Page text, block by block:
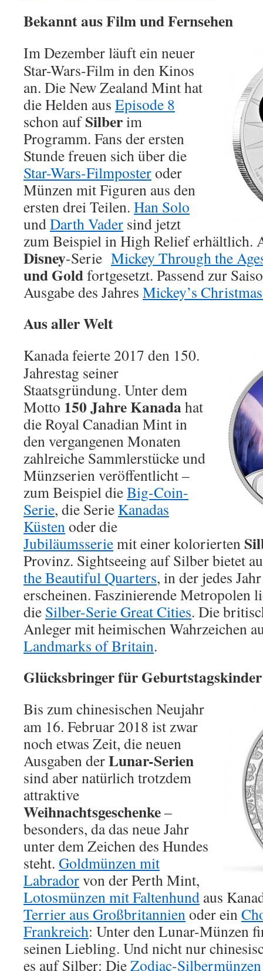
Bekannt aus Film und Fernsehen
Im Dezember läuft ein neuer
Star-Wars-Film in den Kinos
an. Die New Zealand Mint hat
die Helden aus Episode 8
schon aufSilberim
Programm. Fans der ersten
Stunde freuen sich über die
Star-Wars-Filmposteroder
Münzen mit Figuren aus den
ersten drei Teilen. Han Solo
undDarth Vader sind jetzt
zum Beispiel in High Relief erhältlich.
Disney-Serie Mickey Through the
und Goldfortgesetzt. Passend zur
Ausgabe des Jahres Mickey’s
Aus aller Welt
Kanada feierte 2017 den 150.
Jahrestag seiner
Staatsgründung. Unter dem
Motto 150 Jahre Kanadahat
die Royal Canadian Mint in
den vergangenen Monaten
zahlreiche Sammlerstücke und
Münzserien veröffentlicht –
zum Beispiel dieBig-Coin-
Serie, die Serie Kanadas
Küstenoder die
Jubiläumsseriemit einer kolorierten
Provinz. Sightseeing auf Silber bietet
the Beautiful Quarters, in der jedes
erscheinen. Faszinierende Metropolen
die Silber-Serie Great Cities. Die
Anleger mit heimischen Wahrzeichen
Landmarks of Britain.
Glücksbringer für Geburtstagskinder
Bis zum chinesischen Neujahr
am 16. Februar 2018 ist zwar
noch etwas Zeit, die neuen
Ausgaben derLunar-Serien
sind aber natürlich trotzdem
attraktive
Weihnachtsgeschenke–
besonders, da das neue Jahr
unter dem Zeichen des Hundes
steht. Goldmünzen mit
Labradorvon der Perth Mint,
Lotosmünzen mit Faltenhund aus
Terrier aus Großbritannienoder ein
Frankreich: Unter den Lunar-Münzen
seinen Liebling. Und nicht nur
es auf Silber: DieZodiac-Silbermünzen